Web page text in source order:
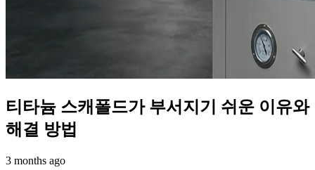
티타늄 스캐폴드가 부서지기 쉬운 이유와
해결 방법
3 months ago